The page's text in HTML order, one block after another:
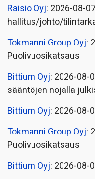
Raisio Oyj: 2026-08-
hallitus/johto/
Tokmanni Group Oyj:
Puolivuosikatsaus
Bittium Oyj: 2026-08-
sääntöjen nojalla
Bittium Oyj: 2026-08-
Tokmanni Group Oyj:
Puolivuosikatsaus
Bittium Oyj: 2026-08-